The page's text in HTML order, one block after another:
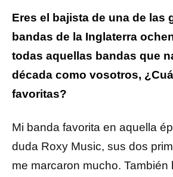
Eres el bajista de una de las
bandas de la Inglaterra
todas aquellas bandas que
década como vosotros,
favoritas?
Mi banda favorita en aquella
duda Roxy Music, sus dos
me marcaron mucho. También